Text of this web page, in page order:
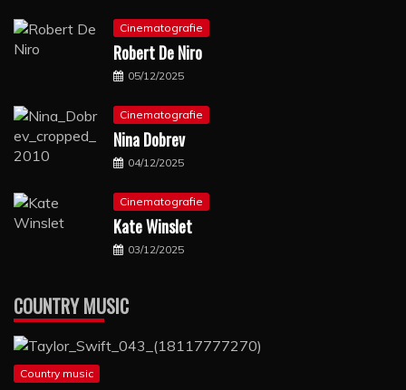
Cinematografie
Robert De Niro
05/12/2025
Cinematografie
Nina Dobrev
04/12/2025
Cinematografie
Kate Winslet
03/12/2025
COUNTRY MUSIC
Country music